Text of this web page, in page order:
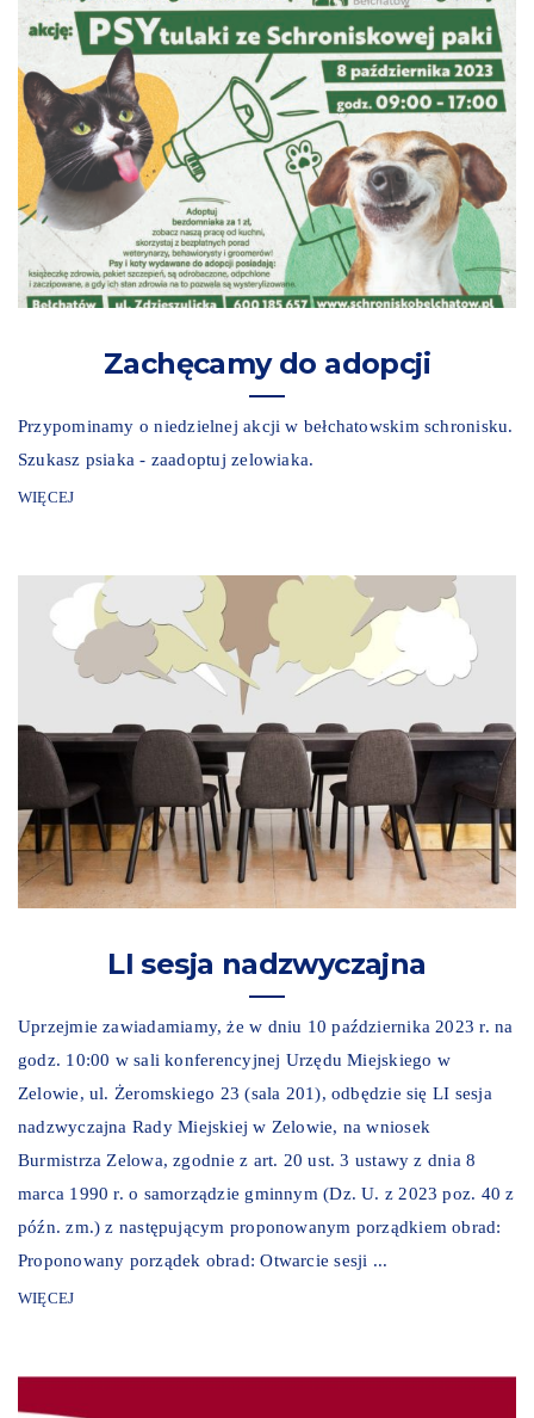
Zachęcamy do adopcji
Przypominamy o niedzielnej akcji w bełchatowskim schronisku.
Szukasz psiaka - zaadoptuj zelowiaka.
WIĘCEJ
LI sesja nadzwyczajna
Uprzejmie zawiadamiamy, że w dniu 10 października 2023 r. na
godz. 10:00 w sali konferencyjnej Urzędu Miejskiego w
Zelowie, ul. Żeromskiego 23 (sala 201), odbędzie się LI sesja
nadzwyczajna Rady Miejskiej w Zelowie, na wniosek
Burmistrza Zelowa, zgodnie z art. 20 ust. 3 ustawy z dnia 8
marca 1990 r. o samorządzie gminnym (Dz. U. z 2023 poz. 40 z
późn. zm.) z następującym proponowanym porządkiem obrad:
Proponowany porządek obrad: Otwarcie sesji ...
WIĘCEJ